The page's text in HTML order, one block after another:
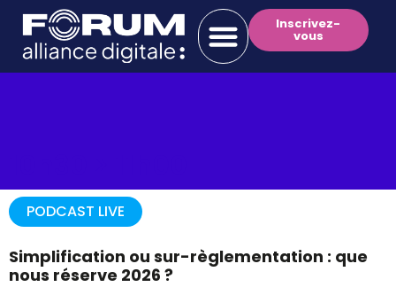
Inscrivez-
vous
PODCAST LIVE
Simplification ou sur-règlementation : que
nous réserve 2026 ?